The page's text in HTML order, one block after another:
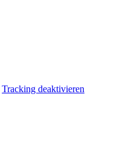
Tracking deaktivieren